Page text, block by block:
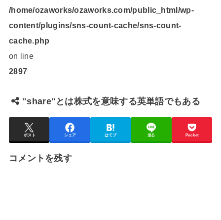
/home/ozaworks/ozaworks.com/public_html/wp-
content/plugins/sns-count-cache/sns-count-
cache.php
on line
2897
"share"とは株式を意味する英単語でもある
ポスト シェア はてブ 送る Pocket
コメントを残す